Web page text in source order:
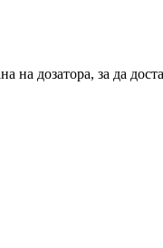
дозатора, за да